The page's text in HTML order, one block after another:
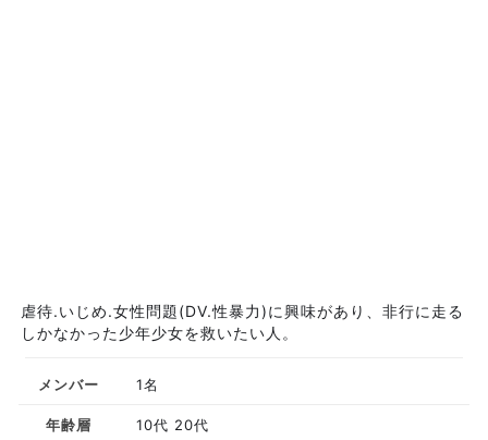
虐待.いじめ.女性問題(DV.性暴力)に興味があり、非行に走る
しかなかった少年少女を救いたい人。
メンバー 1名
年齢層 10代 20代